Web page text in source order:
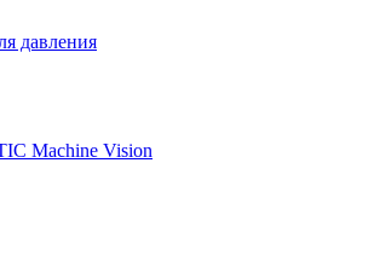
давления
Machine Vision